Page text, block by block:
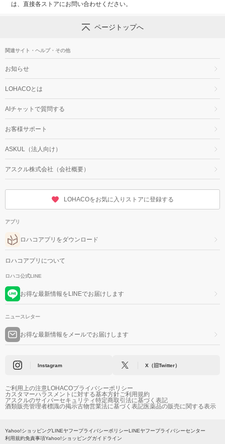
は、直接各ストアにお問い合わせください。
ページトップへ
関連サイト・ヘルプ・その他
お知らせ
LOHACOとは
AIチャットで質問する
お客様サポート
ASKUL（法人向け）
アスクル株式会社（会社概要）
LOHACOをお気に入りストアに登録する
アプリ
ロハコアプリをダウンロード
ロハコアプリについて
ロハコ公式LINE
お得な最新情報をLINEでお届けします
ニュースレター
お得な最新情報をメールでお届けします
Instagram X（旧Twitter）
ご利用上の注意LOHACOプライバシーポリシー
カスタマーハラスメントに対する基本方針ご利用規約
アスクルのサイバーセキュリティ特定商取引法に基づく表記
酒類販売管理者標識の掲示古物営業法に基づく表記医薬品の販売に関する表示
Yahoo!ショッピングLINEヤフープライバシーポリシーLINEヤフープライバシーセンター
利用規約免責事項Yahoo!ショッピングガイドライン